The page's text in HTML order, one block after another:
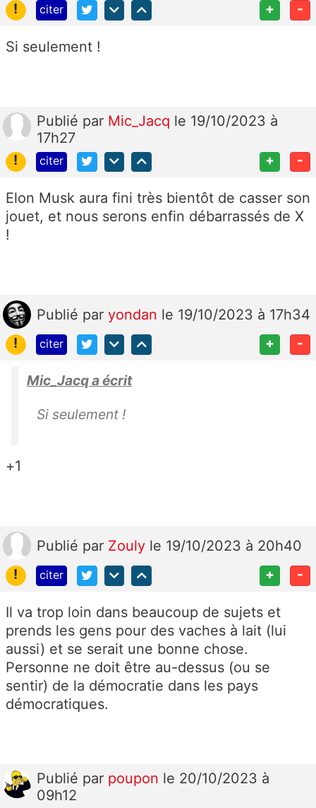
! citer + -
Si seulement !
Publié par Mic_Jacq le 19/10/2023 à
17h27
!
citer + -
Elon Musk aura fini très bientôt de casser son
jouet, et nous serons enfin débarrassés de X
!
Publié par yondan le 19/10/2023 à 17h34
!
citer + -
Mic_Jacq a écrit
Si seulement !
+1
Publié par Zouly le 19/10/2023 à 20h40
!
citer + -
Il va trop loin dans beaucoup de sujets et
prends les gens pour des vaches à lait (lui
aussi) et se serait une bonne chose.
Personne ne doit être au-dessus (ou se
sentir) de la démocratie dans les pays
démocratiques.
Publié par poupon le 20/10/2023 à
09h12